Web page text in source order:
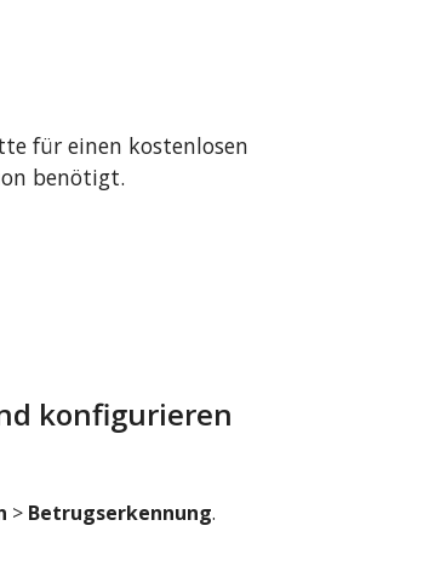
für einen kostenlosen
benötigt.
konfigurieren
> Betrugserkennung.